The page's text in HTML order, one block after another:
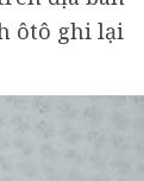
ôtô ghi lại